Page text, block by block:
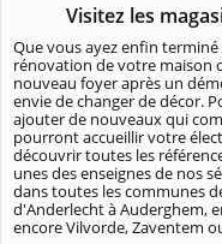
Visitez les
Que vous ayez enfin
rénovation de votre maison
nouveau foyer après un
envie de changer de décor.
ajouter de nouveaux qui
pourront accueillir votre
découvrir toutes les
unes des enseignes de nos
dans toutes les communes
d'Anderlecht à Auderghem,
encore Vilvorde, Zaventem